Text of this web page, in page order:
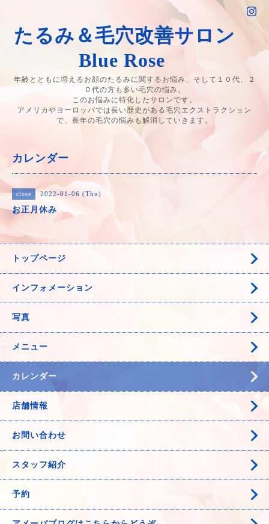
たるみ＆毛穴改善サロン
Blue Rose
年齢とともに増えるお顔のたるみに関するお悩み、そして１０代、２
０代の方も多い毛穴の悩み。
このお悩みに特化したサロンです。
アメリカやヨーロッパでは長い歴史がある毛穴エクストラクション
で、長年の毛穴の悩みも解消していきます。
カレンダー
close 2022-01-06 (Thu)
お正月休み
トップページ
インフォメーション
写真
メニュー
カレンダー
店舗情報
お問い合わせ
スタッフ紹介
予約